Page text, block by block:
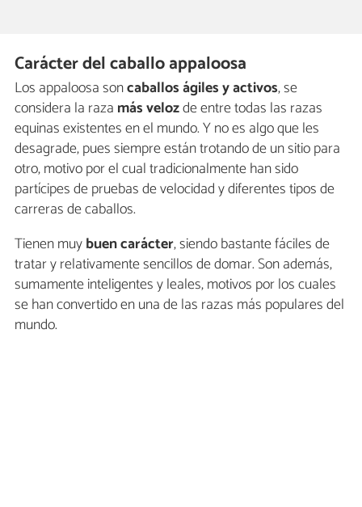
Carácter del caballo appaloosa
Los appaloosa soncaballos ágiles y activos, se
considera la raza más velozde entre todas las razas
equinas existentes en el mundo. Y no es algo que les
desagrade, pues siempre están trotando de un sitio para
otro, motivo por el cual tradicionalmente han sido
partícipes de pruebas de velocidad y diferentes tipos de
carreras de caballos.
Tienen muybuen carácter, siendo bastante fáciles de
tratar y relativamente sencillos de domar. Son además,
sumamente inteligentes y leales, motivos por los cuales
se han convertido en una de las razas más populares del
mundo.